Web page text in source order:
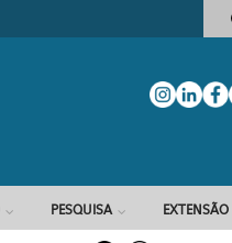
de busca
PESQUISA EXTENSÃO